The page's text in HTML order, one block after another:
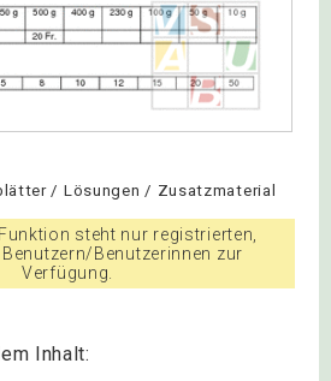
/ Lösungen / Zusatzmaterial
steht nur registrierten,
Benutzerinnen zur
Verfügung.
Inhalt: